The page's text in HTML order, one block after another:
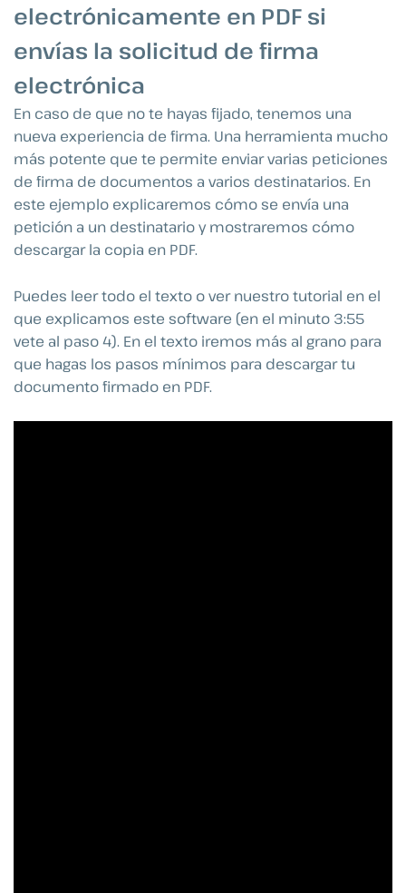
electrónicamente en PDF si
envías la solicitud de firma
electrónica
En caso de que no te hayas fijado, tenemos una
nueva experiencia de firma. Una herramienta mucho
más potente que te permite enviar varias peticiones
de firma de documentos a varios destinatarios. En
este ejemplo explicaremos cómo se envía una
petición a un destinatario y mostraremos cómo
descargar la copia en PDF.
Puedes leer todo el texto o ver nuestro tutorial en el
que explicamos este software (en el minuto 3:55
vete al paso 4). En el texto iremos más al grano para
que hagas los pasos mínimos para descargar tu
documento firmado en PDF.